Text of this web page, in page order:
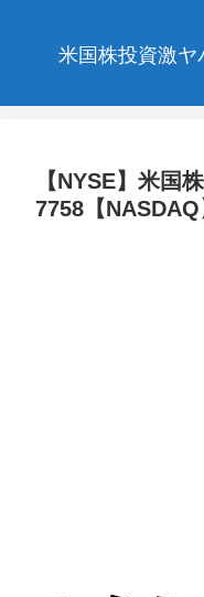
米国株投資激ヤ
【NYSE】米国
7758【NASDAQ